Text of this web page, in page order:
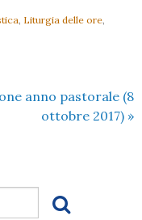
, Liturgia delle ore,
anno pastorale (8
ottobre 2017) »